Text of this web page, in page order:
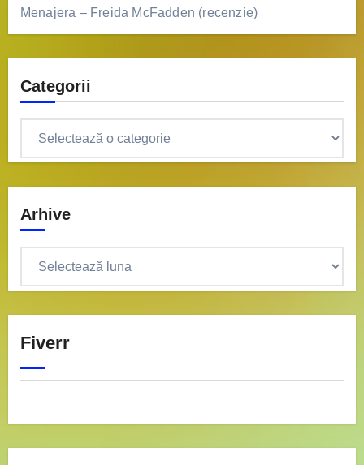
Menajera – Freida McFadden (recenzie)
Categorii
Arhive
Fiverr